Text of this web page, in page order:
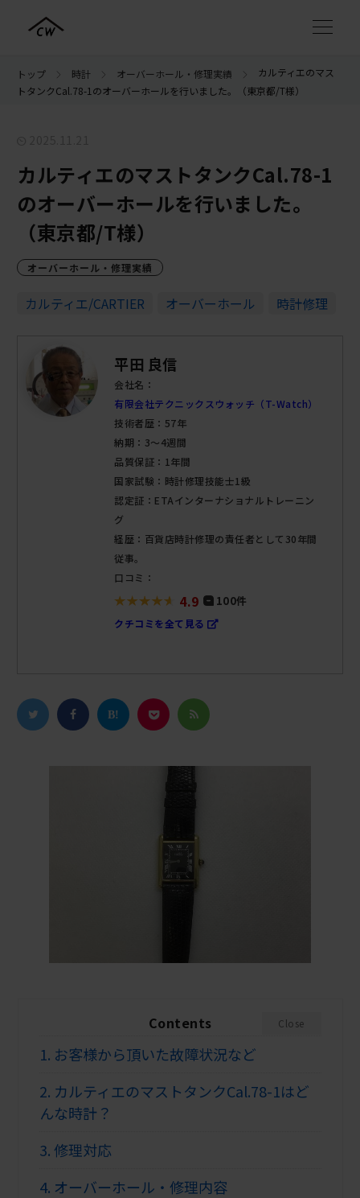
トップ 時計 オーバーホール・修理実績
カルティエのマス
トタンクCal.78-1のオーバーホールを行いました。（東京都/T様）
カルティエのマストタンクCal.78-1
のオーバーホールを行いました。
（東京都/T様）
オーバーホール・修理実績
カルティエ/CARTIER オーバーホール 時計修理
平田 良信
会社名：
有限会社テクニックスウォッチ（T-Watch）
技術者歴：57年
納期：3～4週間
品質保証：1年間
国家試験：時計修理技能士1級
認定証：ETAインターナショナルトレーニン
グ
経歴：百貨店時計修理の責任者として30年間
従事。
口コミ：
4.9 100件
クチコミを全て見る
Contents Close
1. お客様から頂いた故障状況など
2. カルティエのマストタンクCal.78-1はど
んな時計？
3.修理対応
4. オーバーホール・修理内容